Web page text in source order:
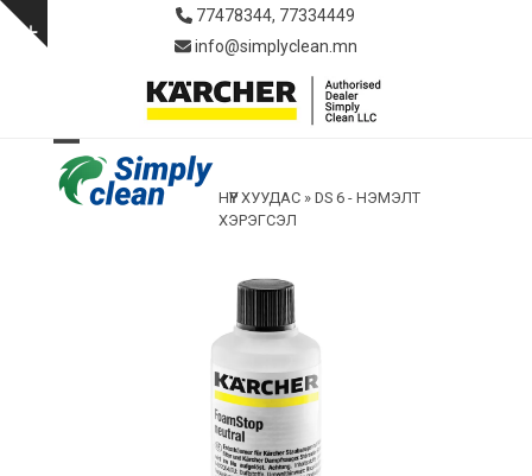
Skip
Show
77478344, 77334449
info@simplyclean.mn
Open
mobile
Close
mobile
НҮҮР ХУУДАС» DS 6 - НЭМЭЛТ
ХЭРЭГСЭЛ